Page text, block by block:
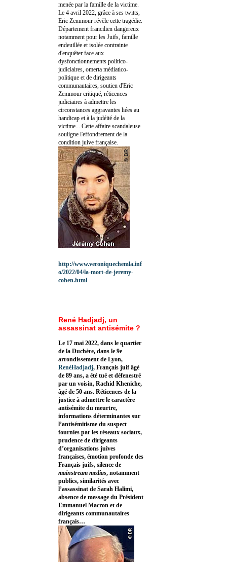
menée par la famille de la victime.
Le 4 avril 2022, grâce à ses twitts,
Eric Zemmour révèle cette tragédie.
Département francilien dangereux
notamment pour les Juifs, famille
endeuillée et isolée contrainte
d'enquêter face aux
dysfonctionnements politico-
judiciaires, omerta médiatico-
politique et de dirigeants
communautaires, soutien d'Eric
Zemmour critiqué, réticences
judiciaires à admettre les
circonstances aggravantes liées au
handicap et à la judéité de la
victime... Cette affaire scandaleuse
souligne l'effondrement de la
condition juive française.
http://www.veroniquechemla.inf
o/2022/04/la-mort-de-jeremy-
cohen.html
René Hadjadj, un
assassinat antisémite ?
Le 17 mai 2022, dans le quartier
de la Duchère, dans le 9e
arrondissement de Lyon,
RenéHadjadj, Français juif âgé
de 89 ans, a été tué et défenestré
par un voisin, Rachid Kheniche,
âgé de 50 ans. Réticences de la
justice à admettre le caractère
antisémite du meurtre,
informations déterminantes sur
l’antisémitisme du suspect
fournies par les réseaux sociaux,
prudence de dirigeants
d’organisations juives
françaises, émotion profonde des
Français juifs, silence de
mainstream medias, notamment
publics, similarités avec
l’assassinat de Sarah Halimi,
absence de message du Président
Emmanuel Macron et de
dirigeants communautaires
français…